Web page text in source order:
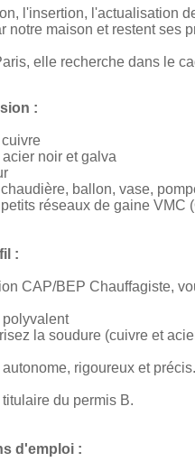
l'insertion, l'actualisation
notre maison et restent ses
elle recherche dans le
:
noir et galva
ballon, vase,
réseaux de gaine VMC
:
CAP/BEP Chauffagiste,
polyvalent
la soudure (cuivre et
rigoureux et précis.
du permis B.
d'emploi :